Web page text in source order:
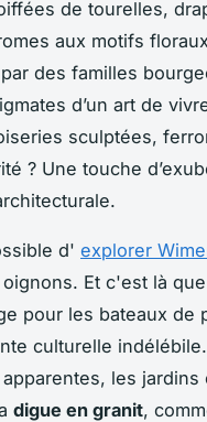
de tourelles,
aux motifs
des familles
d’un art de
sculptées,
? Une touche
d' explorer
Et c'est là
pour les bateaux de
culturelle
les
digue en granit,